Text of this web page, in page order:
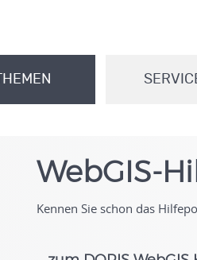
THEMEN
WebGIS-
Kennen Sie schon das